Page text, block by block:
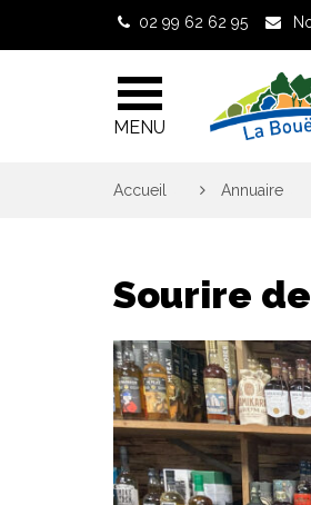
02 99 62 62 95
MENU
Accueil Annuaire
Sourire